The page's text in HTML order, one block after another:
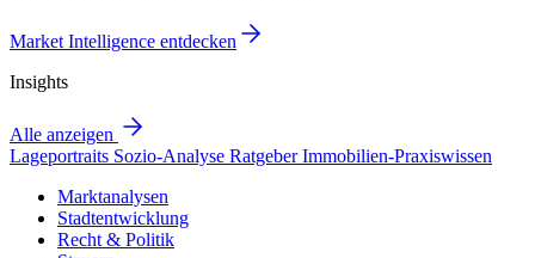
Market Intelligence entdecken
Insights
Alle anzeigen
Lageportraits Sozio-Analyse RatgeberImmobilien-Praxiswissen
Marktanalysen
Stadtentwicklung
Recht & Politik